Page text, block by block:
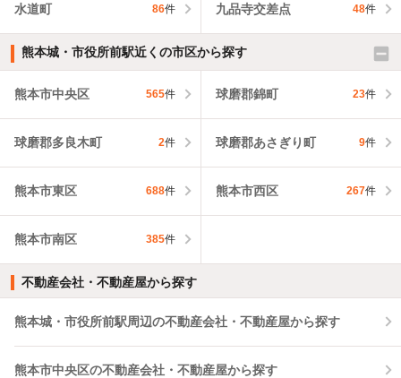
水道町 86件 九品寺交差点 48件
熊本城・市役所前駅近くの市区から探す
熊本市中央区 565件 球磨郡錦町 23件
球磨郡多良木町 2件 球磨郡あさぎり町 9件
熊本市東区 688件 熊本市西区 267件
熊本市南区 385件
不動産会社・不動産屋から探す
熊本城・市役所前駅周辺の不動産会社・不動産屋から探す
熊本市中央区の不動産会社・不動産屋から探す